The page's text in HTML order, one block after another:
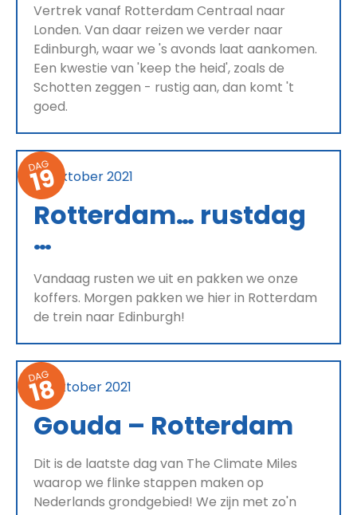
Vertrek vanaf Rotterdam Centraal naar
Londen. Van daar reizen we verder naar
Edinburgh, waar we 's avonds laat aankomen.
Een kwestie van 'keep the heid', zoals de
Schotten zeggen - rustig aan, dan komt 't
goed.
DAG
19
24 oktober 2021
Rotterdam… rustdag
…
Vandaag rusten we uit en pakken we onze
koffers. Morgen pakken we hier in Rotterdam
de trein naar Edinburgh!
DAG
18
23 oktober 2021
Gouda – Rotterdam
Dit is de laatste dag van The Climate Miles
waarop we flinke stappen maken op
Nederlands grondgebied! We zijn met zo'n